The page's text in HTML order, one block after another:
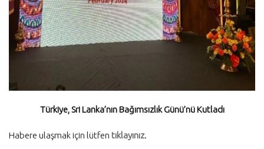
Türkiye, Sri Lanka’nın Bağımsızlık Günü’nü Kutladı
Habere ulaşmak için lütfen tıklayınız.